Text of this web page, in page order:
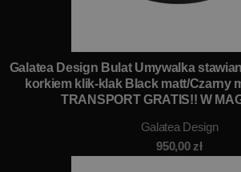
Galatea Design Bulat Umywalka
korkiem klik-klak Black matt/Czarny
TRANSPORT GRATIS!! W
Galatea Design
950,00zł